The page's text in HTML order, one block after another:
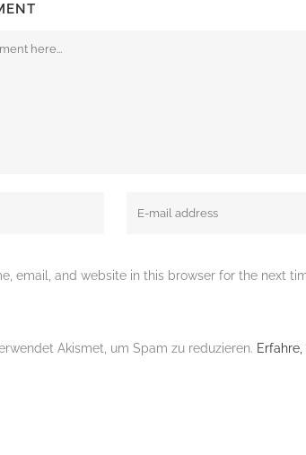
email, and website in this browser for the next
Akismet, um Spam zu reduzieren.